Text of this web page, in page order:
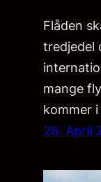
Flåden
tredjedel
mange
kommer
28. April